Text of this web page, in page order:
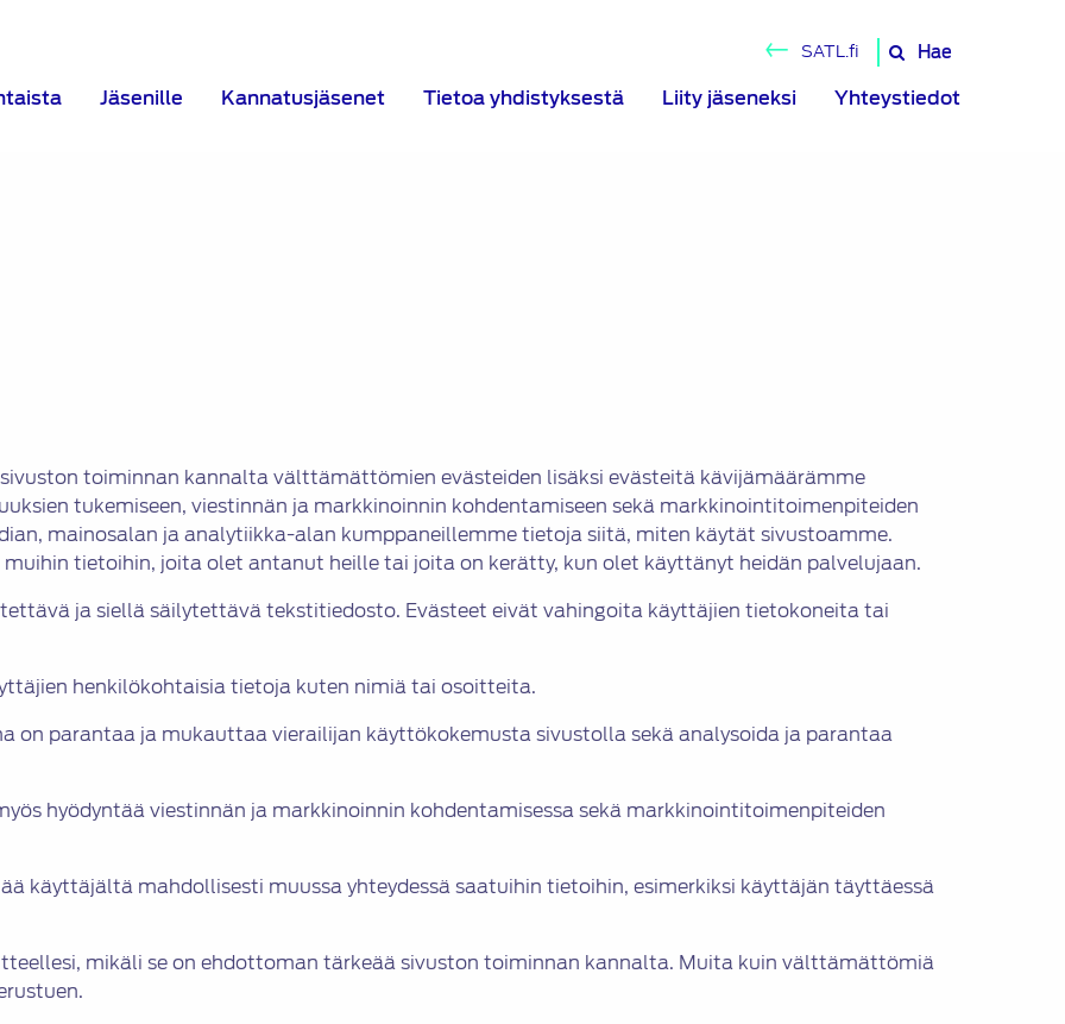
SATL.fi
Hae
Hae
Jäsenille Kannatusjäsenet Tietoa yhdistyksestä Liity jäseneksi Yhteystiedot
toiminnan kannalta välttämättömien evästeiden lisäksi evästeitä kävijämäärämme
tukemiseen, viestinnän ja markkinoinnin kohdentamiseen sekä markkinointitoimenpiteiden
mainosalan ja analytiikka-alan kumppaneillemme tietoja siitä, miten käytät sivustoamme.
tietoihin, joita olet antanut heille tai joita on kerätty, kun olet käyttänyt heidän palvelujaan.
ja siellä säilytettävä tekstitiedosto. Evästeet eivät vahingoita käyttäjien tietokoneita tai
henkilökohtaisia tietoja kuten nimiä tai osoitteita.
on parantaa ja mukauttaa vierailijan käyttökokemusta sivustolla sekä analysoida ja parantaa
hyödyntää viestinnän ja markkinoinnin kohdentamisessa sekä markkinointitoimenpiteiden
käyttäjältä mahdollisesti muussa yhteydessä saatuihin tietoihin, esimerkiksi käyttäjän täyttäessä
mikäli se on ehdottoman tärkeää sivuston toiminnan kannalta. Muita kuin välttämättömiä